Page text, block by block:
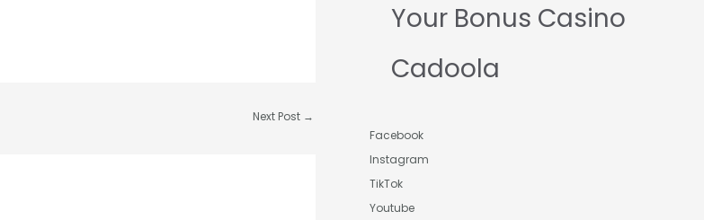
Next Post →
Your Bonus Casino
Cadoola
Facebook
Instagram
TikTok
Youtube